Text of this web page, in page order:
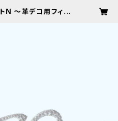
N 〜革デコ用フィッ